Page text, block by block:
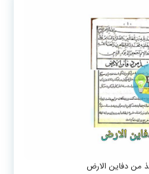
من دفاین الارض